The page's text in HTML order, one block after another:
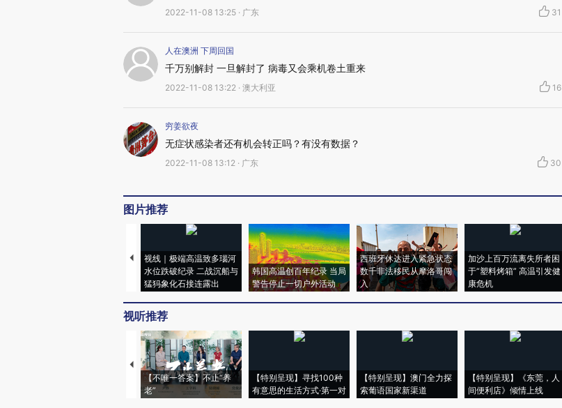
2022-11-08 13:25 · 广东 31
人在澳洲 下周回国
千万别解封 一旦解封了 病毒又会乘机卷土重来
2022-11-08 13:22 · 澳大利亚 16
穷姜欲夜
无症状感染者还有机会转正吗？有没有数据？
2022-11-08 13:12 · 广东 30
图片推荐
视线｜极端高温致多瑙河
水位跌破纪录 二战沉船与
猛犸象化石接连露出
韩国高温创百年纪录 当局
警告停止一切户外活动
西班牙休达进入紧急状态
数千非法移民从摩洛哥闯
入
加沙上百万流离失所者困
于“塑料烤箱” 高温引发健
康危机
视听推荐
【不唯一答案】不止“养
老”
【特别呈现】寻找100种
有意思的生活方式·第一对
【特别呈现】澳门全力探
索葡语国家新渠道
【特别呈现】《东莞，人
间便利店》倾情上线